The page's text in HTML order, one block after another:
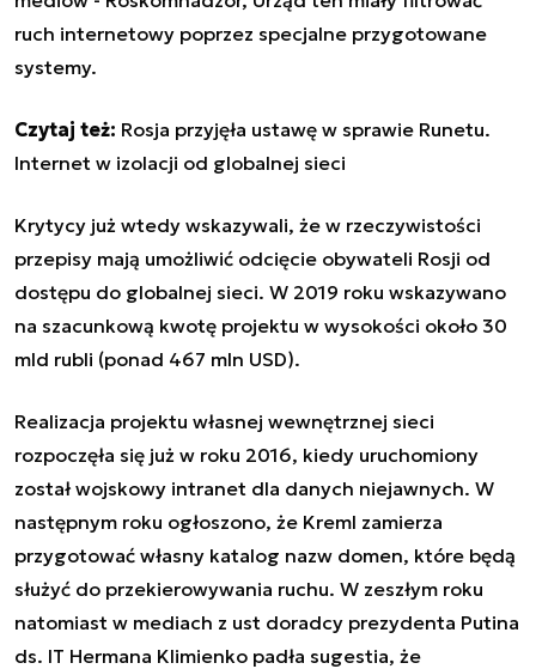
ruch internetowy poprzez specjalne przygotowane
systemy.
Czytaj też: Rosja przyjęła ustawę w sprawie Runetu.
Internet w izolacji od globalnej sieci
Krytycy już wtedy wskazywali, że w rzeczywistości
przepisy mają umożliwić odcięcie obywateli Rosji od
dostępu do globalnej sieci. W 2019 roku wskazywano
na szacunkową kwotę projektu w wysokości około 30
mld rubli (ponad 467 mln USD).
Realizacja projektu własnej wewnętrznej sieci
rozpoczęła się już w roku 2016, kiedy uruchomiony
został wojskowy intranet dla danych niejawnych. W
następnym roku ogłoszono, że Kreml zamierza
przygotować własny katalog nazw domen, które będą
służyć do przekierowywania ruchu. W zeszłym roku
natomiast w mediach z ust doradcy prezydenta Putina
ds. IT Hermana Klimienko padła sugestia, że